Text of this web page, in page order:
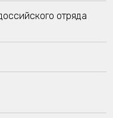
отряда